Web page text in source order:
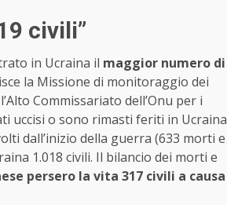
civili”
in Ucraina il maggior numero di
la Missione di monitoraggio dei
Commissariato dell’Onu per i
uccisi o sono rimasti feriti in Ucraina
dall’inizio della guerra (633 morti e
1.018 civili. Il bilancio dei morti e
persero la vita 317 civili a causa